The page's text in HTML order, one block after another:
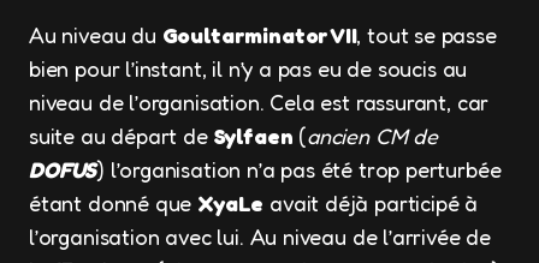
Au niveau du Goultarminator VII, tout se passe
bien pour l’instant, il n’y a pas eu de soucis au
niveau de l’organisation. Cela est rassurant, car
suite au départ de Sylfaen (ancien CM de
DOFUS) l’organisation n’a pas été trop perturbée
étant donné que XyaLe avait déjà participé à
l’organisation avec lui. Au niveau de l’arrivée de